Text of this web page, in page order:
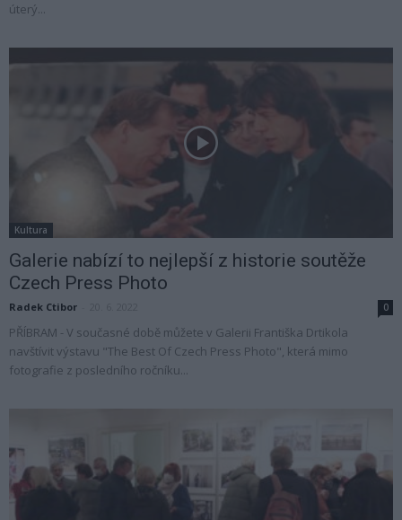
úterý...
Kultura
Galerie nabízí to nejlepší z historie soutěže
Czech Press Photo
Radek Ctibor 0
PŘÍBRAM - V současné době můžete v Galerii Františka Drtikola
navštívit výstavu "The Best Of Czech Press Photo", která mimo
fotografie z posledního ročníku...